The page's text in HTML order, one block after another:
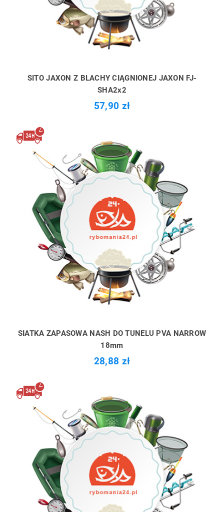
SITO JAXON Z BLACHY CIĄGNIONEJ JAXON FJ-
SHA2x2
57,90 zł
SIATKA ZAPASOWA NASH DO TUNELU PVA NARROW
18mm
28,88 zł